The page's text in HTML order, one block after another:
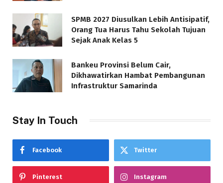
SPMB 2027 Diusulkan Lebih Antisipatif,
Orang Tua Harus Tahu Sekolah Tujuan
Sejak Anak Kelas 5
Bankeu Provinsi Belum Cair,
Dikhawatirkan Hambat Pembangunan
Infrastruktur Samarinda
Stay In Touch
Facebook Twitter
Pinterest Instagram